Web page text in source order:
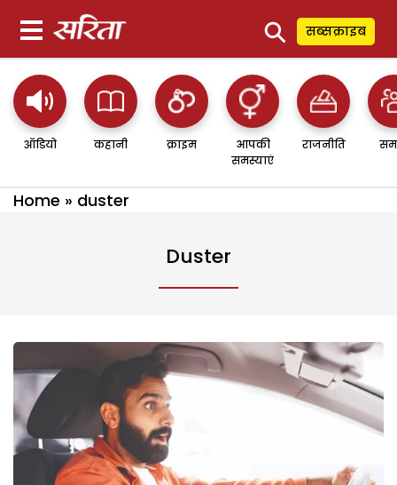
⚲ सब्सक्राइब
ऑडियो कहानी क्राइम
आपकी
समस्याएं
राजनीति
Home » duster
Duster